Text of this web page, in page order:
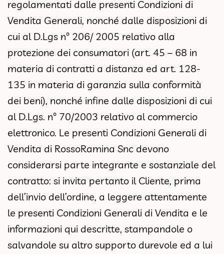
regolamentati dalle presenti Condizioni di
Vendita Generali, nonché dalle disposizioni di
cui al D.Lgs n° 206/ 2005 relativo alla
protezione dei consumatori (art. 45 – 68 in
materia di contratti a distanza ed art. 128-
135 in materia di garanzia sulla conformità
dei beni), nonché infine dalle disposizioni di cui
al D.Lgs. n° 70/2003 relativo al commercio
elettronico. Le presenti Condizioni Generali di
Vendita di RossoRamina Snc devono
considerarsi parte integrante e sostanziale del
contratto: si invita pertanto il Cliente, prima
dell’invio dell’ordine, a leggere attentamente
le presenti Condizioni Generali di Vendita e le
informazioni qui descritte, stampandole o
salvandole su altro supporto durevole ed a lui